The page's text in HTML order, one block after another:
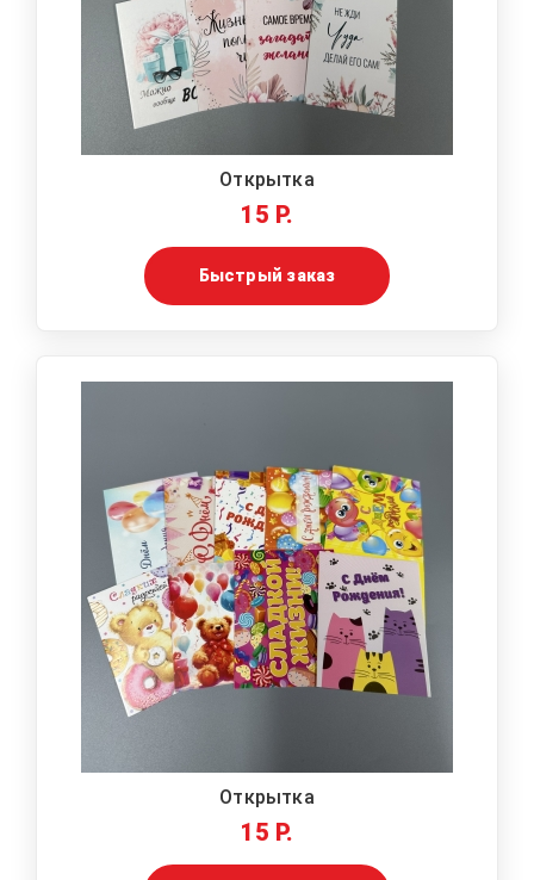
Открытка
15 Р.
Быстрый заказ
Открытка
15 Р.